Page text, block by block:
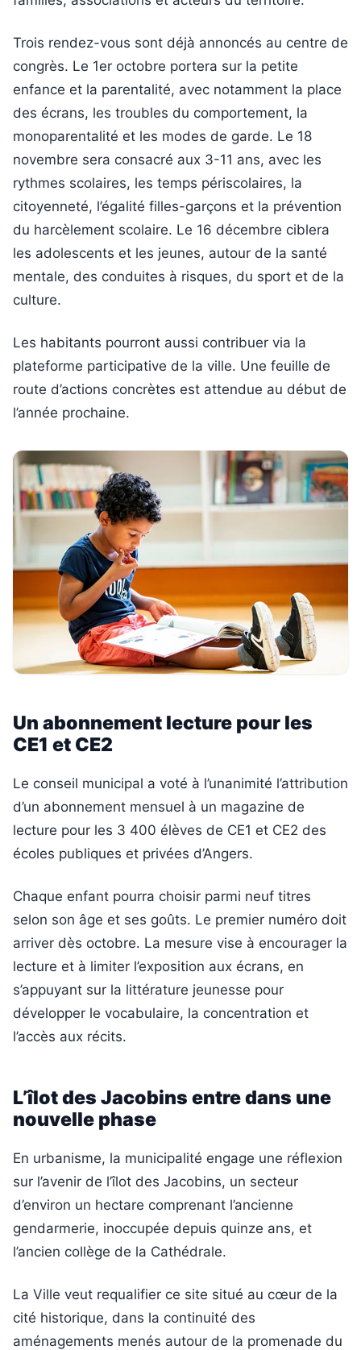
Trois rendez-vous sont déjà annoncés au centre de
congrès. Le 1er octobre portera sur la petite
enfance et la parentalité, avec notamment la place
des écrans, les troubles du comportement, la
monoparentalité et les modes de garde. Le 18
novembre sera consacré aux 3-11 ans, avec les
rythmes scolaires, les temps périscolaires, la
citoyenneté, l’égalité filles-garçons et la prévention
du harcèlement scolaire. Le 16 décembre ciblera
les adolescents et les jeunes, autour de la santé
mentale, des conduites à risques, du sport et de la
culture.
Les habitants pourront aussi contribuer via la
plateforme participative de la ville. Une feuille de
route d’actions concrètes est attendue au début de
l’année prochaine.
Un abonnement lecture pour les
CE1 et CE2
Le conseil municipal a voté à l’unanimité l’attribution
d’un abonnement mensuel à un magazine de
lecture pour les 3 400 élèves de CE1 et CE2 des
écoles publiques et privées d’Angers.
Chaque enfant pourra choisir parmi neuf titres
selon son âge et ses goûts. Le premier numéro doit
arriver dès octobre. La mesure vise à encourager la
lecture et à limiter l’exposition aux écrans, en
s’appuyant sur la littérature jeunesse pour
développer le vocabulaire, la concentration et
l’accès aux récits.
L’îlot des Jacobins entre dans une
nouvelle phase
En urbanisme, la municipalité engage une réflexion
sur l’avenir de l’îlot des Jacobins, un secteur
d’environ un hectare comprenant l’ancienne
gendarmerie, inoccupée depuis quinze ans, et
l’ancien collège de la Cathédrale.
La Ville veut requalifier ce site situé au cœur de la
cité historique, dans la continuité des
aménagements menés autour de la promenade du